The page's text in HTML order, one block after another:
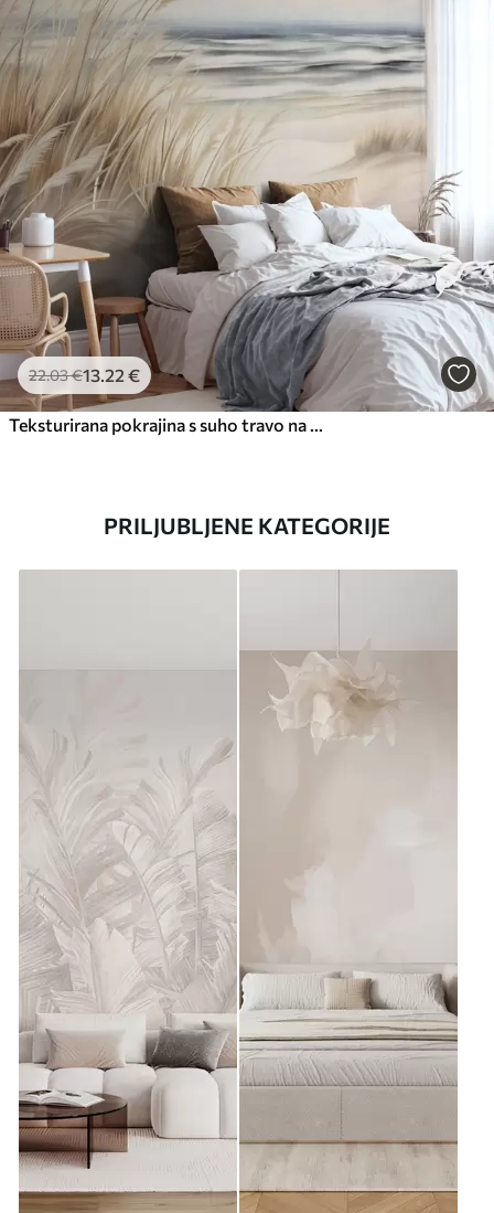
22.03€13.22 €
Teksturirana pokrajina s suho travo na peščeni plaži, z oceanom in nebom v ozadju
PRILJUBLJENE KATEGORIJE